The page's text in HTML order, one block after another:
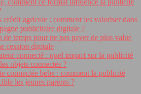
comment ce format influence la publicité
crédit agricole : comment les valoriser dans
publicitaire digitale ?
de temps pour ne pas payer de plus value
cession digitale
connecté : quel impact sur la publicité
objets connectés ?
connectée bebe : comment la publicité
les jeunes parents ?